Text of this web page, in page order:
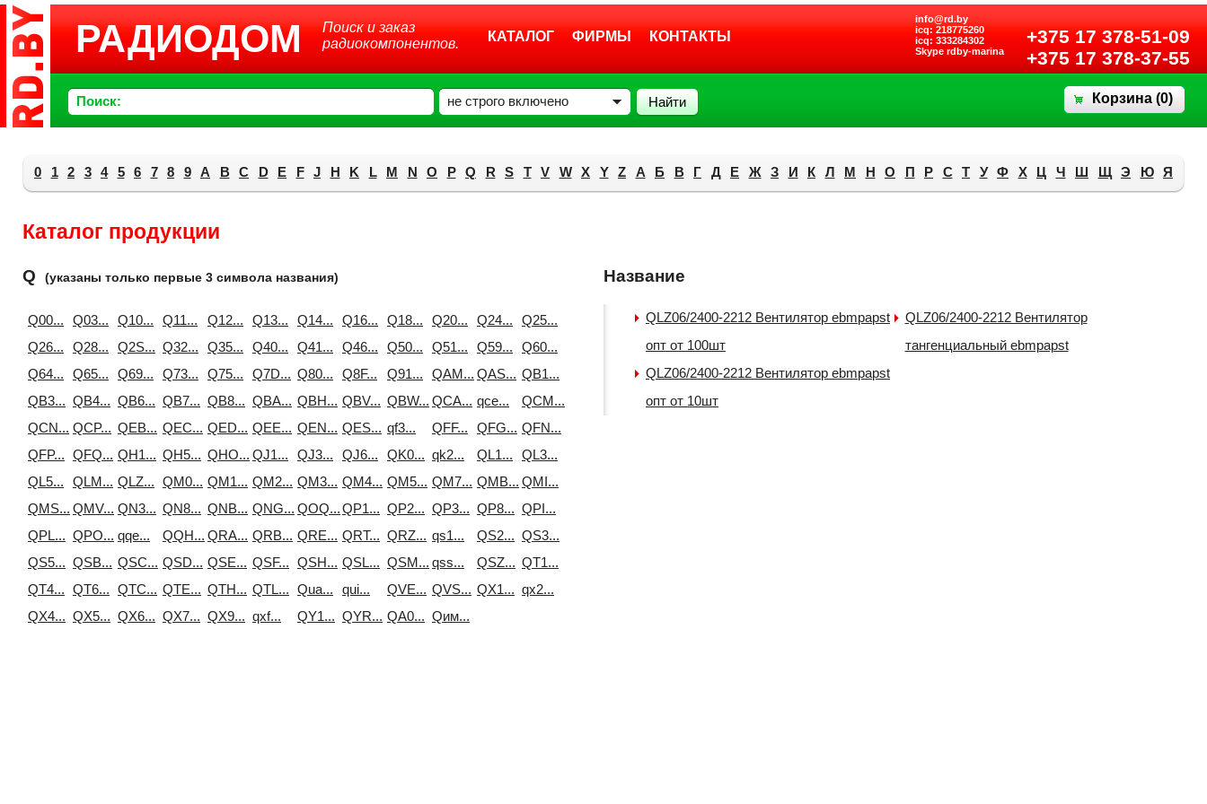
РАДИОДОМ
Поиск и заказ
радиокомпонентов.
КАТАЛОГ ФИРМЫ КОНТАКТЫ
+375 17 378-51-09
+375 17 378-37-55
info@rd.by
icq: 218775260
icq: 333284302
Skype rdby-marina
Поиск: не строго включено Корзина (0)
0 1 2 3 4 5 6 7 8 9 A B C D E F J H K L M N O P Q R S T V W X Y Z А Б В Г Д E Ж З И К Л М Н О П Р С Т У Ф Х Ц Ч Ш Щ Э Ю Я
Каталог продукции
Q (указаны только первые 3 символа названия)
Q00... Q03... Q10... Q11... Q12... Q13... Q14... Q16... Q18... Q20... Q24...
Q25...
Q26...
Q28... Q2S... Q32... Q35... Q40... Q41... Q46... Q50... Q51... Q59...
Q60...
Q64...
Q65... Q69... Q73... Q75... Q7D... Q80... Q8F... Q91... QAM... QAS... QB1...
QB3... QB4... QB6... QB7... QB8... QBA... QBH... QBV... QBW... QCA... qce...
QCM...
QCN... QCP... QEB... QEC... QED... QEE... QEN... QES... qf3... QFF... QFG... QFN...
QFP... QFQ... QH1... QH5... QHO... QJ1... QJ3... QJ6... QK0... qk2... QL1...
QL3...
QL5...
QLM... QLZ... QM0... QM1... QM2... QM3... QM4... QM5... QM7... QMB... QMI...
QMS... QMV... QN3... QN8... QNB... QNG... QOQ...QP1... QP2... QP3... QP8... QPI...
QPL... QPO... qqe... QQH... QRA... QRB... QRE... QRT... QRZ... qs1... QS2... QS3...
QS5... QSB... QSC... QSD... QSE... QSF... QSH... QSL... QSM... qss... QSZ... QT1...
QT4... QT6... QTC... QTE... QTH... QTL... Qua... qui... QVE... QVS... QX1... qx2...
QX4... QX5... QX6... QX7... QX9... qxf... QY1... QYR... QА0... Qим...
Название
QLZ06/2400-2212 Вентилятор ebmpapst
опт от 100шт
QLZ06/2400-2212 Вентилятор ebmpapst
опт от 10шт
QLZ06/2400-2212 Вентилятор
тангенциальный ebmpapst